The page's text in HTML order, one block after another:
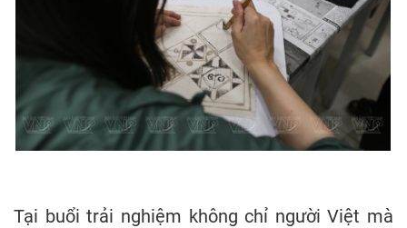
Tại buổi trải nghiệm không chỉ người Việt mà